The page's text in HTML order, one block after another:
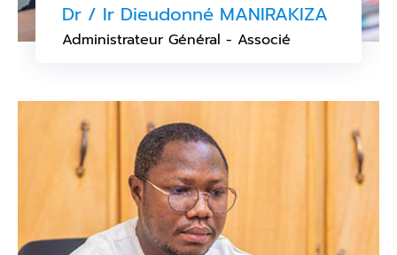
Dr / Ir Dieudonné MANIRAKIZA
Administrateur Général - Associé